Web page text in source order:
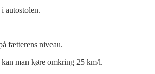
autostolen.
fætterens niveau.
man køre omkring 25 km/l.